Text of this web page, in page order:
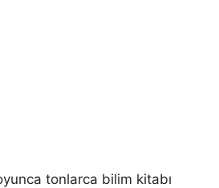
tonlarca bilim kitabı